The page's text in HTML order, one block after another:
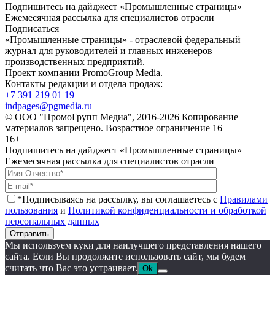
Подпишитесь на дайджест «Промышленные страницы»
Ежемесячная рассылка для специалистов отрасли
Подписаться
«Промышленные страницы» - отраслевой федеральный
журнал для руководителей и главных инженеров
производственных предприятий.
Проект компании PromoGroup Media.
Контакты редакции и отдела продаж:
+7 391 219 01 19
indpages@pgmedia.ru
© ООО "ПромоГрупп Медиа", 2016-2026 Копирование
материалов запрещено. Возрастное ограничение 16+
16+
Подпишитесь на дайджест «Промышленные страницы»
Ежемесячная рассылка для специалистов отрасли
*Подписываясь на рассылку, вы соглашаетесь с Правилами
пользования и Политикой конфиденциальности и обработкой
персональных данных
Отправить
Мы используем куки для наилучшего представления нашего
сайта. Если Вы продолжите использовать сайт, мы будем
считать что Вас это устраивает. Ok